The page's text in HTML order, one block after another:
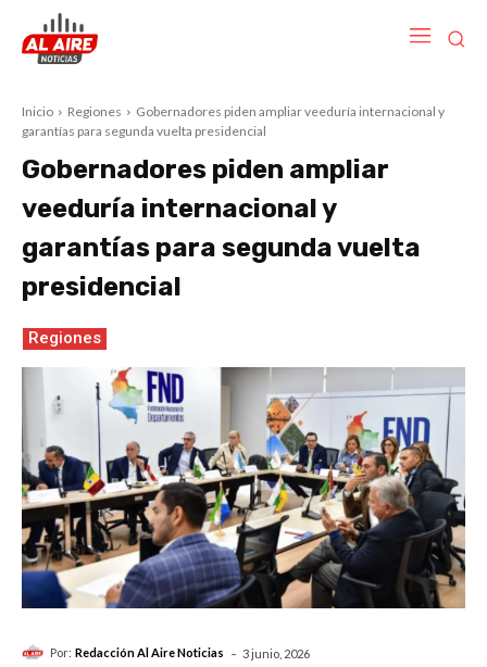
Inicio Regiones
Gobernadores piden ampliar veeduría internacional y
garantías para segunda vuelta presidencial
Gobernadores piden ampliar
veeduría internacional y
garantías para segunda vuelta
presidencial
Regiones
Por: Redacción Al Aire Noticias - 3 junio, 2026